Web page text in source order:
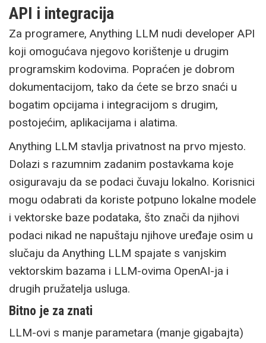
API i integracija
Za programere, Anything LLM nudi developer API
koji omogućava njegovo korištenje u drugim
programskim kodovima. Popraćen je dobrom
dokumentacijom, tako da ćete se brzo snaći u
bogatim opcijama i integracijom s drugim,
postojećim, aplikacijama i alatima.
Anything LLM stavlja privatnost na prvo mjesto.
Dolazi s razumnim zadanim postavkama koje
osiguravaju da se podaci čuvaju lokalno. Korisnici
mogu odabrati da koriste potpuno lokalne modele
i vektorske baze podataka, što znači da njihovi
podaci nikad ne napuštaju njihove uređaje osim u
slučaju da Anything LLM spajate s vanjskim
vektorskim bazama i LLM-ovima OpenAI-ja i
drugih pružatelja usluga.
Bitno je za znati
LLM-ovi s manje parametara (manje gigabajta)